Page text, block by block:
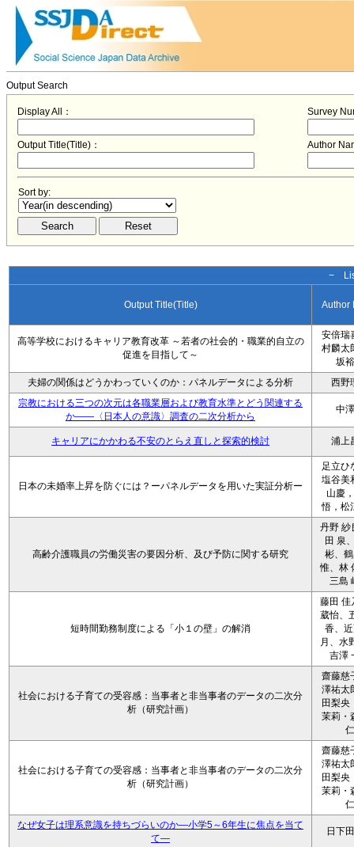
Output Search
Display All： Survey
Output Title(Title)： Author
Sort by:
−
Output Title(Title) Author
高等学校におけるキャリア教育改革 ～若者の社会的・職業的自立の
促進を目指して～
安倍瑞
村麟太
坂
夫婦の関係はどうかわっていくのか：パネルデータによる分析
西野
宗教における三つの次元は各職業層および教育水準とどう関連する
か――〈日本人の意識〉調査の二次分析から
中
キャリアにかかわる不安のとらえ直しと探索的検討 浦上
日本の未婚率上昇を防ぐには？ーパネルデータを用いた実証分析ー
足立ひ
塩谷美
山慶
悟，松
高齢介護職員の労働災害の要因分析、及び予防に関する研究
丹野 紗
田 泉
彬、
惟、林
三島
短時間勤務制度による「小１の壁」の解消
藤田 佳
葳怡、
香、
月、水
吉澤
社会における子育ての受容感：当事者と非当事者のデータの二次分
析（研究計画）
齋藤慈
澤祐太
田梨央
茉莉・
仁
社会における子育ての受容感：当事者と非当事者のデータの二次分
析（研究計画）
齋藤慈
澤祐太
田梨央
茉莉・
仁
なぜ女子は理系意識を持ちづらいのか―小学5～6年生に焦点を当て
て―
日下